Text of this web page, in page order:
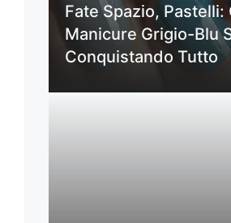
Fate Spazio, Pastelli:
Manicure Grigio-Blu
Conquistando Tutto